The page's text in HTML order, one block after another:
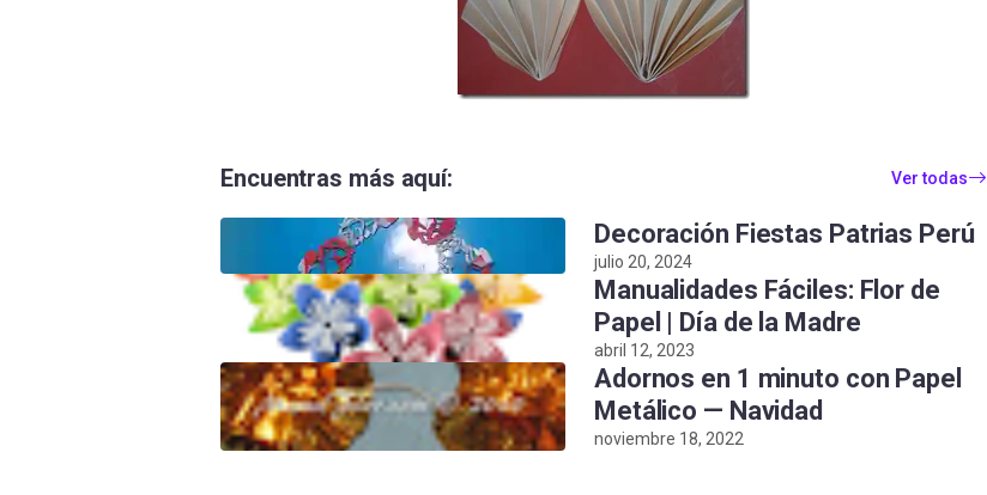
Encuentras más aquí: Ver todas
Decoración Fiestas Patrias Perú
julio 20, 2024
Manualidades Fáciles: Flor de
Papel | Día de la Madre
abril 12, 2023
Adornos en 1 minuto con Papel
Metálico — Navidad
noviembre 18, 2022